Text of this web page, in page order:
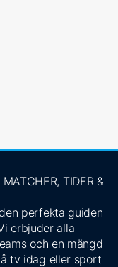
TIDER &
perfekta guiden
erbjuder alla
och en mängd
tv idag eller sport